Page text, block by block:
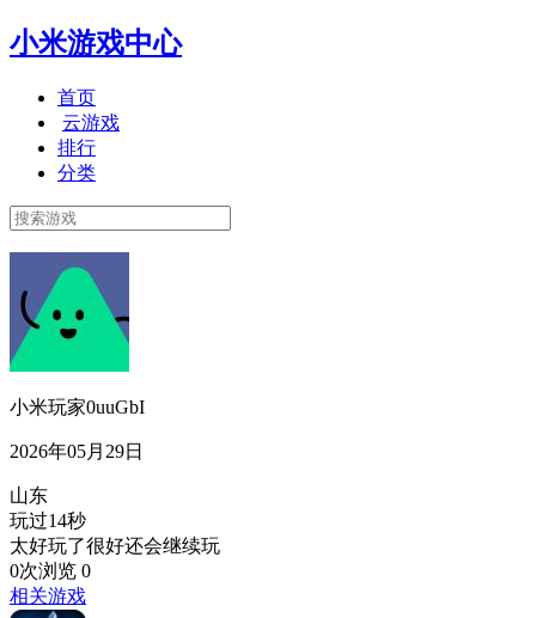
小米游戏中心
首页
云游戏
排行
分类
小米玩家0uuGbI
2026年05月29日
山东
玩过14秒
太好玩了很好还会继续玩
0次浏览 0
相关游戏